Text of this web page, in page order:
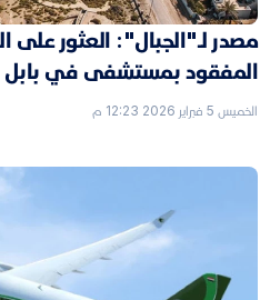
مصدر لـ"الجبال": العثور على
المفقود بمستشفى في بابل
الخميس 5 فبراير 2026 12:23 م